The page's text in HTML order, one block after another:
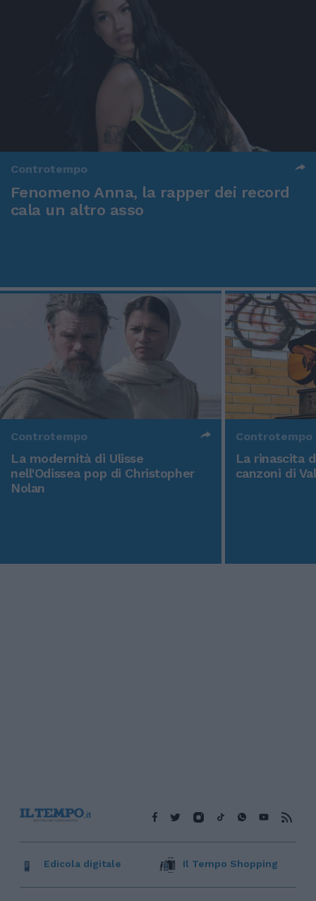
Controtempo
Fenomeno Anna, la rapper dei record
cala un altro asso
Controtempo
La modernità di Ulisse
nell'Odissea pop di Christopher
Nolan
Controtempo
La rinascita
canzoni di
Edicola digitale Il Tempo Shopping